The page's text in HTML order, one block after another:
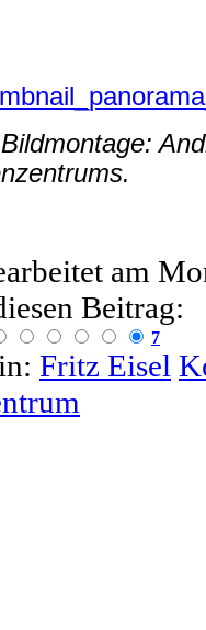
am
Beitrag:
7
Fritz Eisel